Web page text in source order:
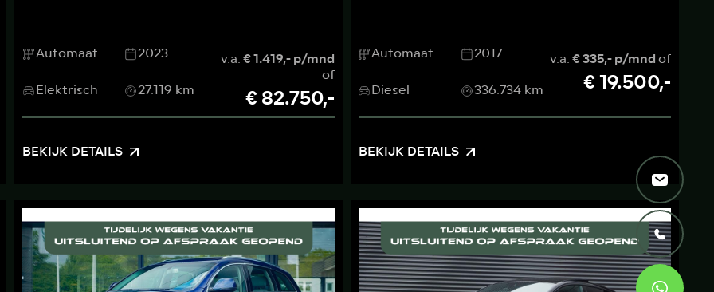
Automaat
2023
Elektrisch
27.119 km
v.a.€ 1.419,- p/mnd
of
€ 82.750,-
BEKIJK DETAILS
Automaat
2017
Diesel
336.734 km
v.a.€ 335,- p/mndof
€ 19.500,-
BEKIJK DETAILS